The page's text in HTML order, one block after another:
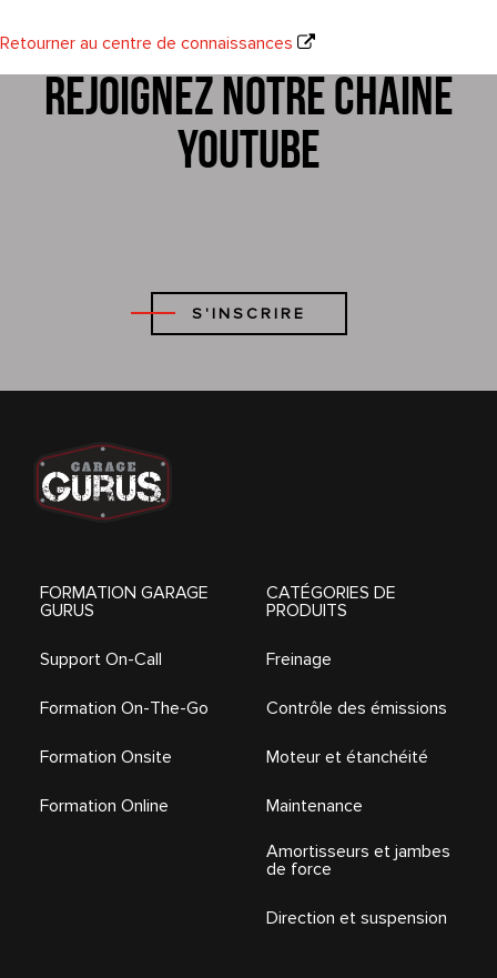
Retourner au centre de connaissances
Rejoignez notre chaîne
YouTube
S'INSCRIRE
FORMATION GARAGE
GURUS
Support On-Call
Formation On-The-Go
Formation Onsite
Formation Online
CATÉGORIES DE
PRODUITS
Freinage
Contrôle des émissions
Moteur et étanchéité
Maintenance
Amortisseurs et jambes
de force
Direction et suspension